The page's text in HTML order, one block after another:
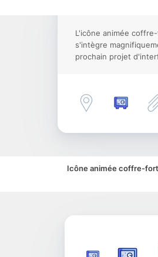
L'icône animée
s'intègre
prochain projet
Icône animée coffre-